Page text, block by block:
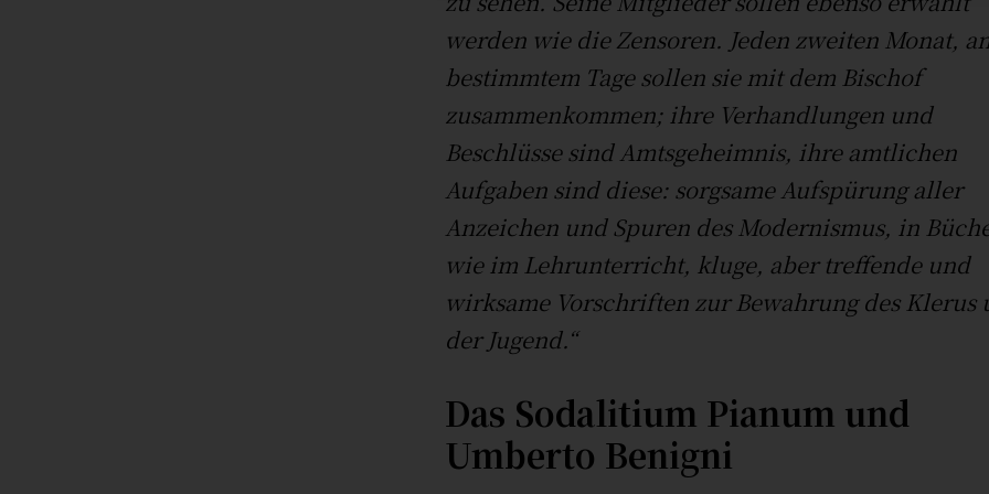
werden wie die Zensoren. Jeden zweiten Monat,
bestimmtem Tage sollen sie mit dem Bischof
zusammenkommen; ihre Verhandlungen und
Beschlüsse sind Amtsgeheimnis, ihre amtlichen
Aufgaben sind diese: sorgsame Aufspürung aller
Anzeichen und Spuren des Modernismus, in
wie im Lehrunterricht, kluge, aber treffende und
wirksame Vorschriften zur Bewahrung des Klerus
der Jugend.“
Das Sodalitium Pianum und
Umberto Benigni